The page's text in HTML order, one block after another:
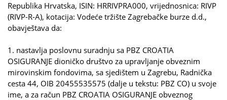
Republika Hrvatska, ISIN: HRRIVPRA000, vrijednosnica: RIVP
(RIVP-R-A), kotacija: Vodeće tržište Zagrebačke burze d.d.,
obavještava da:
1. nastavlja poslovnu suradnju sa PBZ CROATIA
OSIGURANJE dioničko društvo za upravljanje obveznim
mirovinskim fondovima, sa sjedištem u Zagrebu, Radnička
cesta 44, OIB 20455535575 (dalje u tekstu: PBZ CO) u svoje
ime, a za račun PBZ CROATIA OSIGURANJE obveznog